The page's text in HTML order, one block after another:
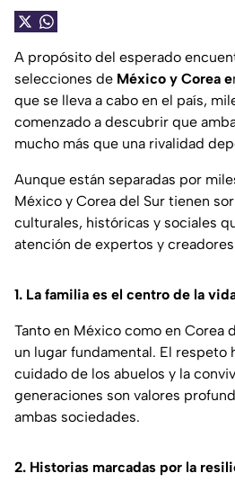
A propósito del esperado
selecciones de México y Corea e
que se lleva a cabo en el país,
comenzado a descubrir que
mucho más que una rivalidad
Aunque están separadas por
México y Corea del Sur tienen
culturales, históricas y sociales
atención de expertos y
1. La familia es el centro de la
Tanto en México como en Corea
un lugar fundamental. El respeto
cuidado de los abuelos y la
generaciones son valores
ambas sociedades.
2. Historias marcadas por la